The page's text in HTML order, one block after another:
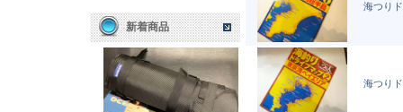
新着商品
海つり
海つり